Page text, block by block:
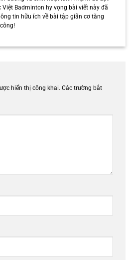
Badminton hy vọng bài viết này đã
tin hữu ích về bài tập giãn cơ tăng
hiển thị công khai. Các trường bắt